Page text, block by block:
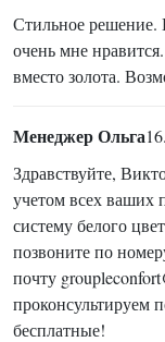
Стильное решение.
очень мне
вместо золота.
Менеджер Ольга
Здравствуйте,
учетом всех ваших
систему белого
позвоните по
почту
проконсультируем
бесплатные!